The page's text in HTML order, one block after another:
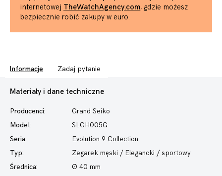
internetowej TheWatchAgency.com, gdzie możesz
bezpiecznie robić zakupy w euro.
Informacje Zadaj pytanie
Materiały i dane techniczne
Producenci:
Grand Seiko
Model:
SLGH005G
Seria:
Evolution 9 Collection
Typ:
Zegarek męski / Elegancki / sportowy
Średnica:
Ø 40 mm